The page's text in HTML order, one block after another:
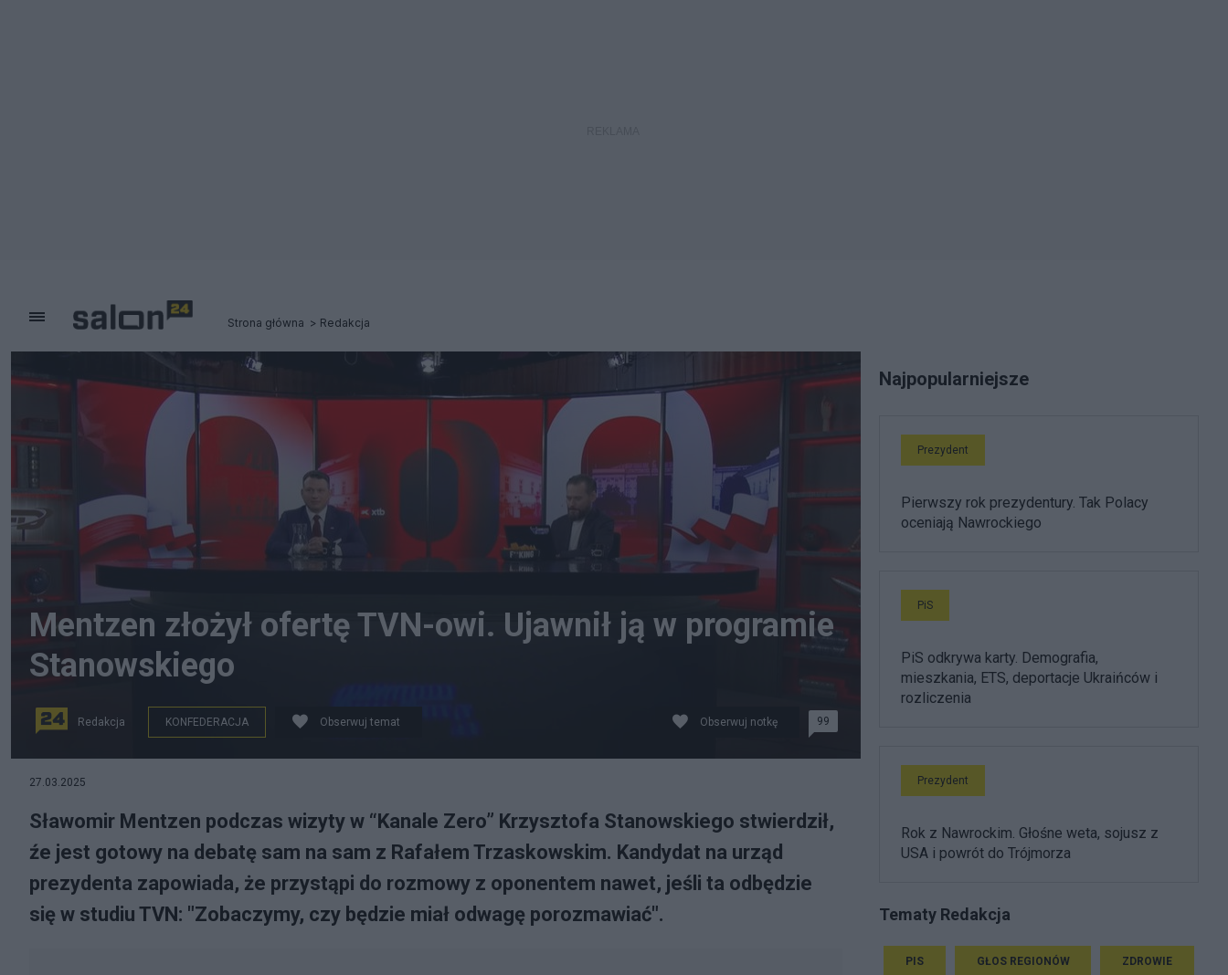
Strona główna Redakcja
Mentzen złożył ofertę TVN-owi. Ujawnił ją w programie
Stanowskiego
Redakcja KONFEDERACJA Obserwuj temat Obserwuj notkę 99
27.03.2025
Sławomir Mentzen podczas wizyty w “Kanale Zero” Krzysztofa Stanowskiego stwierdził,
źe jest gotowy na debatę sam na sam z Rafałem Trzaskowskim. Kandydat na urząd
prezydenta zapowiada, że przystąpi do rozmowy z oponentem nawet, jeśli ta odbędzie
się w studiu TVN: "Zobaczymy, czy będzie miał odwagę porozmawiać".
Najpopularniejsze
Prezydent
Pierwszy rok prezydentury. Tak Polacy
oceniają Nawrockiego
PiS
PiS odkrywa karty. Demografia,
mieszkania, ETS, deportacje Ukraińców i
rozliczenia
Prezydent
Rok z Nawrockim. Głośne weta, sojusz z
USA i powrót do Trójmorza
Tematy Redakcja
PIS GŁOS REGIONÓW ZDROWIE